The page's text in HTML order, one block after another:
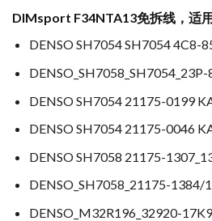
DIMsport F34NTA13免拆线，适
DENSO SH7054 SH7054 4C8-
DENSO SH7054 21175-0199
DENSO SH7054 21175-0046
DENSO SH7058 21175-
DENSO_SH7058_21175-1384/
DENSO_M32R196_32920-